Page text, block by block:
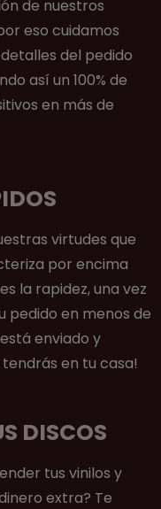
de nuestros
eso cuidamos
del pedido
así un 100% de
en más de
virtudes que
por encima
la rapidez, una vez
pedido en menos de
enviado y
en tu casa!
DISCOS
tus vinilos y
extra? Te